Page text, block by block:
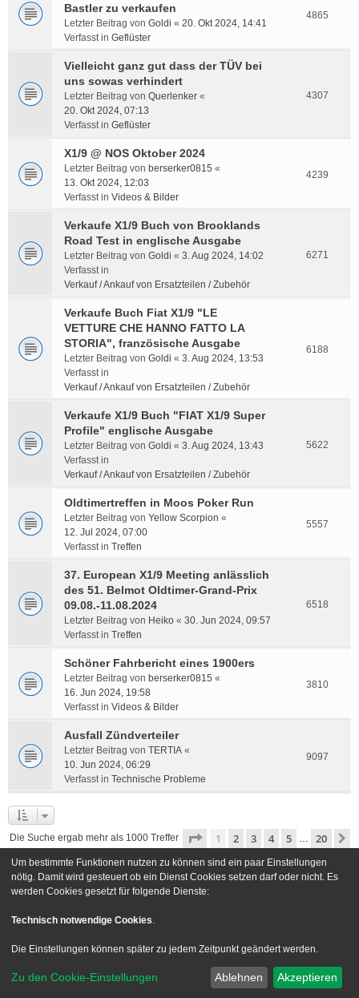
Bastler zu verkaufen
Letzter Beitrag von Goldi « 20. Okt 2024, 14:41
Verfasst in Geflüster
4865
Vielleicht ganz gut dass der TÜV bei
uns sowas verhindert
Letzter Beitrag von Querlenker «
20. Okt 2024, 07:13
Verfasst in Geflüster
4307
X1/9 @ NOS Oktober 2024
Letzter Beitrag von berserker0815 «
13. Okt 2024, 12:03
Verfasst in Videos & Bilder
4239
Verkaufe X1/9 Buch von Brooklands
Road Test in englische Ausgabe
Letzter Beitrag von Goldi « 3. Aug 2024, 14:02
Verfasst in
Verkauf / Ankauf von Ersatzteilen / Zubehör
6271
Verkaufe Buch Fiat X1/9 "LE
VETTURE CHE HANNO FATTO LA
STORIA", französische Ausgabe
Letzter Beitrag von Goldi « 3. Aug 2024, 13:53
Verfasst in
Verkauf / Ankauf von Ersatzteilen / Zubehör
6188
Verkaufe X1/9 Buch "FIAT X1/9 Super
Profile" englische Ausgabe
Letzter Beitrag von Goldi « 3. Aug 2024, 13:43
Verfasst in
Verkauf / Ankauf von Ersatzteilen / Zubehör
5622
Oldtimertreffen in Moos Poker Run
Letzter Beitrag von Yellow Scorpion «
12. Jul 2024, 07:00
Verfasst in Treffen
5557
37. European X1/9 Meeting anlässlich
des 51. Belmot Oldtimer-Grand-Prix
09.08.-11.08.2024
Letzter Beitrag von Heiko « 30. Jun 2024, 09:57
Verfasst in Treffen
6518
Schöner Fahrbericht eines 1900ers
Letzter Beitrag von berserker0815 «
16. Jun 2024, 19:58
Verfasst in Videos & Bilder
3810
Ausfall Zündverteiler
Letzter Beitrag von TERTIA «
10. Jun 2024, 06:29
Verfasst in Technische Probleme
9097
Die Suche ergab mehr als 1000 Treffer Seite 1von 20
1 2 3 4 5 … 20
Gehe zu
Foren-Übersicht Kontakt
Powered byphpBB® Forum Software © phpBB Limited
Style we_universal created byINVENTEA
nextgen
Um bestimmte Funktionen nutzen zu können sind ein paar Einstellungen
nötig. Damit wird gesteuert ob ein Dienst Cookies setzen darf oder nicht. Es
werden Cookies gesetzt für folgende Dienste:
Technisch notwendige Cookies.
Die Einstellungen können später zu jedem Zeitpunkt geändert werden.
Zu den Cookie-Einstellungen Ablehnen Akzeptieren